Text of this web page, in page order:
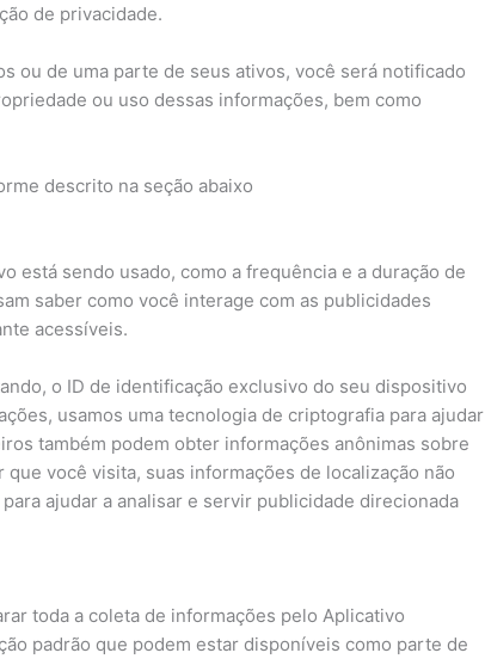
de privacidade.
ou de uma parte de seus ativos, você será notificado
ou uso dessas informações, bem como
descrito na seção abaixo
está sendo usado, como a frequência e a duração de
saber como você interage com as publicidades
acessíveis.
o ID de identificação exclusivo do seu dispositivo
usamos uma tecnologia de criptografia para ajudar
também podem obter informações anônimas sobre
você visita, suas informações de localização não
ajudar a analisar e servir publicidade direcionada
toda a coleta de informações pelo Aplicativo
padrão que podem estar disponíveis como parte de